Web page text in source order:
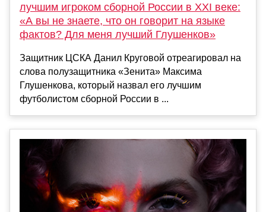
лучшим игроком сборной России в XXI веке:
«А вы не знаете, что он говорит на языке
фактов? Для меня лучший Глушенков»
Защитник ЦСКА Данил Круговой отреагировал на
слова полузащитника «Зенита» Максима
Глушенкова, который назвал его лучшим
футболистом сборной России в ...